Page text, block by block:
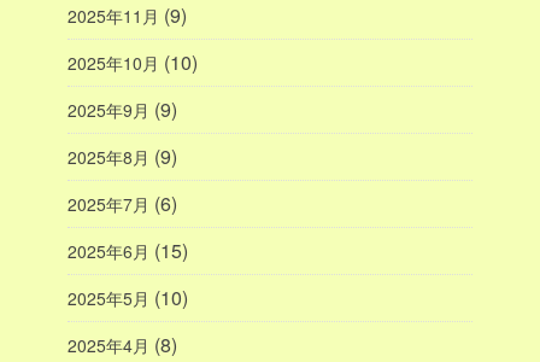
2025年11月 (9)
2025年10月 (10)
2025年9月 (9)
2025年8月 (9)
2025年7月 (6)
2025年6月 (15)
2025年5月 (10)
2025年4月 (8)